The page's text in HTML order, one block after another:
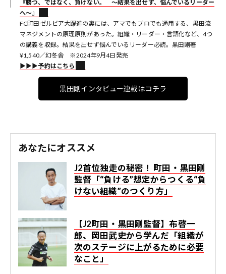
『勝つ、ではなく、負けない。 〜結果を出せず、悩んでいるリーダー
へ〜』
FC町田ゼルビア大躍進の裏には、アマでもプロでも通用する、黒田流
マネジメントの原理原則があった。組織・リーダー・言語化など、4つ
の講義を収録。結果を出せず悩んでいるリーダー必読。黒田剛著
¥1,540／幻冬舎 ※2024年9月4日発売
▶︎▶︎▶︎予約はこちら
黒田剛インタビュー連載はコチラ
あなたにオススメ
J2首位独走の秘密！ 町田・黒田剛
監督「“負ける”想定からつくる“負
けない組織”のつくり方」
【J2町田・黒田剛監督】布啓一
郎、岡田武史から学んだ「組織が
次のステージに上がるために必要
なこと」